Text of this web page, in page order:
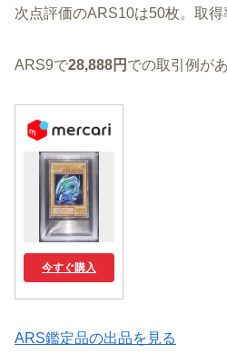
次点評価のARS10は50枚。取得
ARS9で28,888円 での取引例が
今すぐ購入
ARS鑑定品の出品を見る